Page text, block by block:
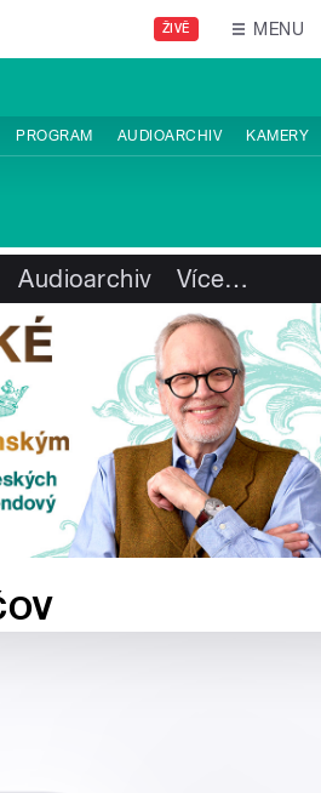
ŽIVĚ MENU
PROGRAM AUDIOARCHIV KAMERY
Audioarchiv Více…